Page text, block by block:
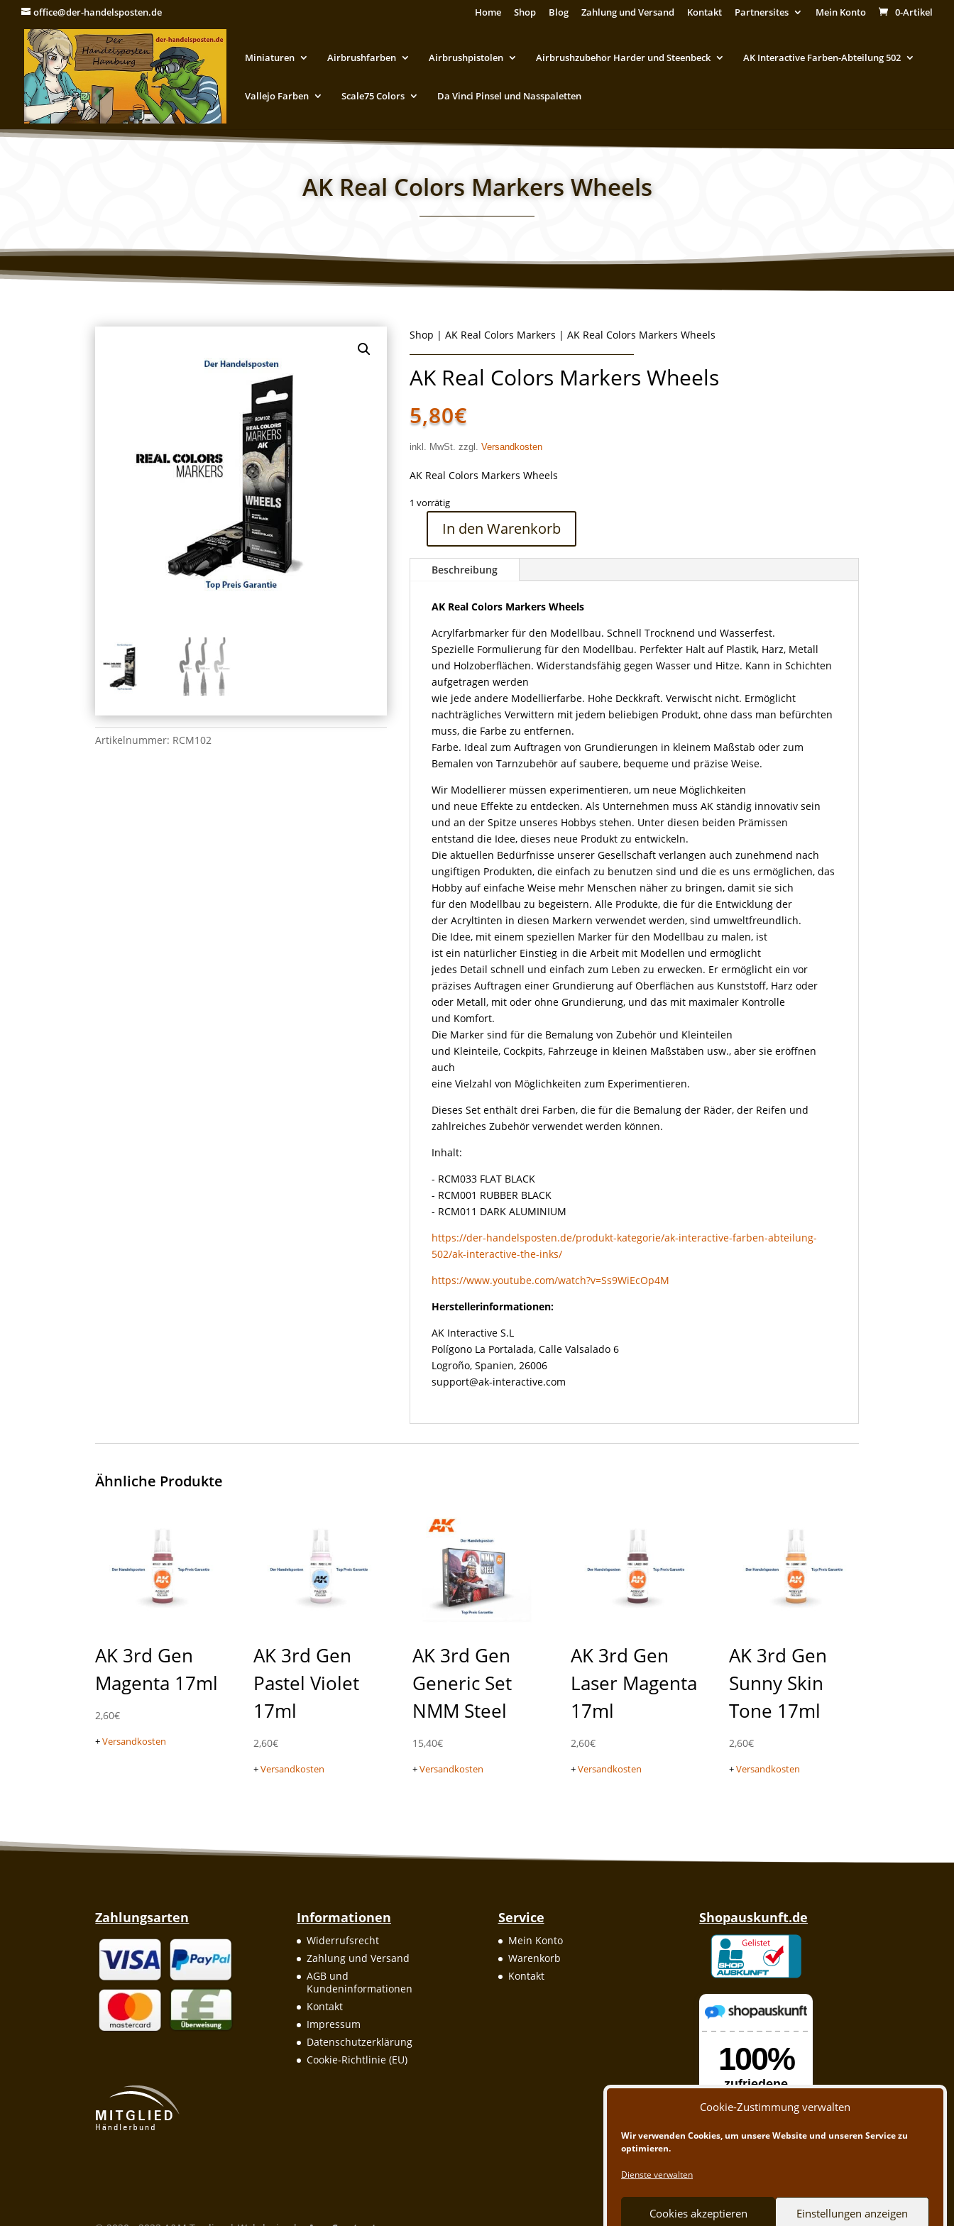
Cookie-Zustimmung verwalten
Wir verwenden Cookies, um unsere Website und unseren Service zu
optimieren.
Dienste verwalten
Cookies akzeptieren Einstellungen anzeigen
office@der-handelsposten.de Home Shop Blog Zahlung und Versand Kontakt Partnersites Mein Konto 0-Artikel
Miniaturen Airbrushfarben Airbrushpistolen Airbrushzubehör Harder und Steenbeck AK Interactive Farben-Abteilung 502
Vallejo Farben Scale75 Colors Da Vinci Pinsel und Nasspaletten
AK Real Colors Markers Wheels
Artikelnummer: RCM102
Shop |AK Real Colors Markers | AK Real Colors Markers Wheels
AK Real Colors Markers Wheels
5,80€
inkl. MwSt. zzgl.Versandkosten
AK Real Colors Markers Wheels
1 vorrätig
Colors
Wheels
In den Warenkorb
Beschreibung
AK Real Colors Markers Wheels
Acrylfarbmarker für den Modellbau. Schnell Trocknend und Wasserfest.
Spezielle Formulierung für den Modellbau. Perfekter Halt auf Plastik, Harz, Metall
und Holzoberflächen. Widerstandsfähig gegen Wasser und Hitze. Kann in Schichten
aufgetragen werden
wie jede andere Modellierfarbe. Hohe Deckkraft. Verwischt nicht. Ermöglicht
nachträgliches Verwittern mit jedem beliebigen Produkt, ohne dass man befürchten
muss, die Farbe zu entfernen.
Farbe. Ideal zum Auftragen von Grundierungen in kleinem Maßstab oder zum
Bemalen von Tarnzubehör auf saubere, bequeme und präzise Weise.
Wir Modellierer müssen experimentieren, um neue Möglichkeiten
und neue Effekte zu entdecken. Als Unternehmen muss AK ständig innovativ sein
und an der Spitze unseres Hobbys stehen. Unter diesen beiden Prämissen
entstand die Idee, dieses neue Produkt zu entwickeln.
Die aktuellen Bedürfnisse unserer Gesellschaft verlangen auch zunehmend nach
ungiftigen Produkten, die einfach zu benutzen sind und die es uns ermöglichen, das
Hobby auf einfache Weise mehr Menschen näher zu bringen, damit sie sich
für den Modellbau zu begeistern. Alle Produkte, die für die Entwicklung der
der Acryltinten in diesen Markern verwendet werden, sind umweltfreundlich.
Die Idee, mit einem speziellen Marker für den Modellbau zu malen, ist
ist ein natürlicher Einstieg in die Arbeit mit Modellen und ermöglicht
jedes Detail schnell und einfach zum Leben zu erwecken. Er ermöglicht ein vor
präzises Auftragen einer Grundierung auf Oberflächen aus Kunststoff, Harz oder
oder Metall, mit oder ohne Grundierung, und das mit maximaler Kontrolle
und Komfort.
Die Marker sind für die Bemalung von Zubehör und Kleinteilen
und Kleinteile, Cockpits, Fahrzeuge in kleinen Maßstäben usw., aber sie eröffnen
auch
eine Vielzahl von Möglichkeiten zum Experimentieren.
Dieses Set enthält drei Farben, die für die Bemalung der Räder, der Reifen und
zahlreiches Zubehör verwendet werden können.
Inhalt:
- RCM033 FLAT BLACK
- RCM001 RUBBER BLACK
- RCM011 DARK ALUMINIUM
https://der-handelsposten.de/produkt-kategorie/ak-interactive-farben-abteilung-
502/ak-interactive-the-inks/
https://www.youtube.com/watch?v=Ss9WiEcOp4M
Herstellerinformationen:
AK Interactive S.L
Polígono La Portalada, Calle Valsalado 6
Logroño, Spanien, 26006
support@ak-interactive.com
Ähnliche Produkte
AK 3rd Gen
Magenta 17ml
2,60€
+Versandkosten
AK 3rd Gen
Pastel Violet
17ml
2,60€
+Versandkosten
AK 3rd Gen
Generic Set
NMM Steel
15,40€
+Versandkosten
AK 3rd Gen
Laser Magenta
17ml
2,60€
+Versandkosten
AK 3rd Gen
Sunny Skin
Tone 17ml
2,60€
+Versandkosten
Zahlungsarten Informationen
Widerrufsrecht
Zahlung und Versand
AGB und
Kundeninformationen
Kontakt
Impressum
Datenschutzerklärung
Cookie-Richtlinie (EU)
Service
Mein Konto
Warenkorb
Kontakt
Shopauskunft.de